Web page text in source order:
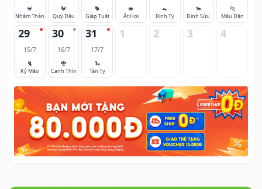
🐒
Nhâm Thân
🐓
Quý Dậu
🐕
Giáp Tuất
🐖
Ất Hợi
🐀
Bính Tý
🐂
Đinh Sửu
🐅
Mậu Dần
29
15/7
🐈
Kỷ Mão
30
16/7
🐉
Canh Thìn
31
17/7
🐍
Tân Tỵ
1 2 3 4